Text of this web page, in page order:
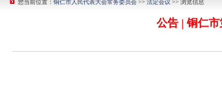
您当前位置： 铜仁市人民代表大会常务委员会 >> 法定会议 >> 浏览信息
公告 | 铜仁